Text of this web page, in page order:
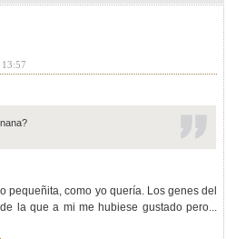
pequeñita, como yo quería. Los genes del
la que a mi me hubiese gustado pero...